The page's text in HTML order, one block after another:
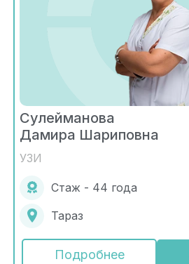
Сулейманова
Дамира Шариповна
УЗИ
Стаж - 44 года
Тараз
Подробнее